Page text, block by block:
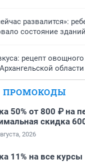
развалится»:
состояние
рецепт овощного
области
ПРОМОКОДЫ
50% от 800 ₽ на
скидка
2026
11% на все курсы